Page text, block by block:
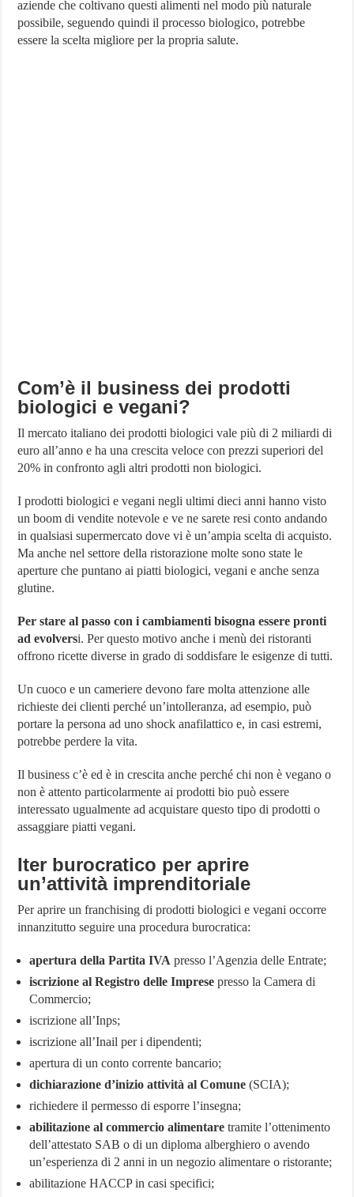
aziende che coltivano questi alimenti nel modo più naturale
possibile, seguendo quindi il processo biologico, potrebbe
essere la scelta migliore per la propria salute.
Com’è il business dei prodotti
biologici e vegani?
Il mercato italiano dei prodotti biologici vale più di 2 miliardi di
euro all’anno e ha una crescita veloce con prezzi superiori del
20% in confronto agli altri prodotti non biologici.
I prodotti biologici e vegani negli ultimi dieci anni hanno visto
un boom di vendite notevole e ve ne sarete resi conto andando
in qualsiasi supermercato dove vi è un’ampia scelta di acquisto.
Ma anche nel settore della ristorazione molte sono state le
aperture che puntano ai piatti biologici, vegani e anche senza
glutine.
Per stare al passo con i cambiamenti bisogna essere pronti
ad evolversi. Per questo motivo anche i menù dei ristoranti
offrono ricette diverse in grado di soddisfare le esigenze di tutti.
Un cuoco e un cameriere devono fare molta attenzione alle
richieste dei clienti perché un’intolleranza, ad esempio, può
portare la persona ad uno shock anafilattico e, in casi estremi,
potrebbe perdere la vita.
Il business c’è ed è in crescita anche perché chi non è vegano o
non è attento particolarmente ai prodotti bio può essere
interessato ugualmente ad acquistare questo tipo di prodotti o
assaggiare piatti vegani.
Iter burocratico per aprire
un’attività imprenditoriale
Per aprire un franchising di prodotti biologici e vegani occorre
innanzitutto seguire una procedura burocratica:
apertura della Partita IVA presso l’Agenzia delle Entrate;
iscrizione al Registro delle Imprese presso la Camera di
Commercio;
iscrizione all’Inps;
iscrizione all’Inail per i dipendenti;
apertura di un conto corrente bancario;
dichiarazione d’inizio attività al Comune (SCIA);
richiedere il permesso di esporre l’insegna;
abilitazione al commercio alimentare tramite l’ottenimento
dell’attestato SAB o di un diploma alberghiero o avendo
un’esperienza di 2 anni in un negozio alimentare o ristorante;
abilitazione HACCP in casi specifici;